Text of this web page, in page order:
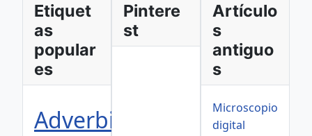
Etiquet
as
popular
es
Adverbios
Pintere
st
Artículo
s
antiguo
s
Microscopio
digital